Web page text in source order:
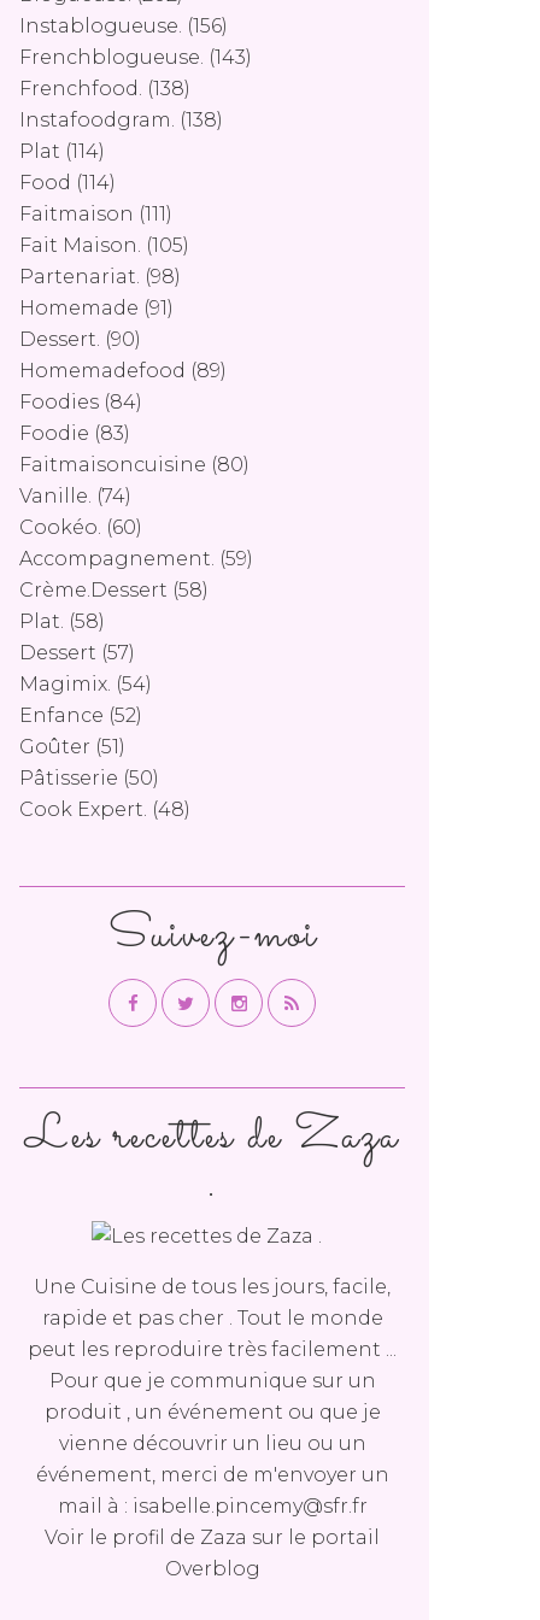
Instablogueuse. (156)
Frenchblogueuse. (143)
Frenchfood. (138)
Instafoodgram. (138)
Plat (114)
Food (114)
Faitmaison (111)
Fait Maison. (105)
Partenariat. (98)
Homemade (91)
Dessert. (90)
Homemadefood (89)
Foodies (84)
Foodie (83)
Faitmaisoncuisine (80)
Vanille. (74)
Cookéo. (60)
Accompagnement. (59)
Crème.dessert (58)
Plat. (58)
Dessert (57)
Magimix. (54)
Enfance (52)
Goûter (51)
Pâtisserie (50)
Cook Expert. (48)
Les recettes de Zaza
.
Une Cuisine de tous les jours, facile,
rapide et pas cher . Tout le monde
peut les reproduire très facilement ...
Pour que je communique sur un
produit , un événement ou que je
vienne découvrir un lieu ou un
événement, merci de m'envoyer un
mail à : isabelle.pincemy@sfr.fr
Voir le profil de Zaza sur le portail
Overblog
Suivez-moi